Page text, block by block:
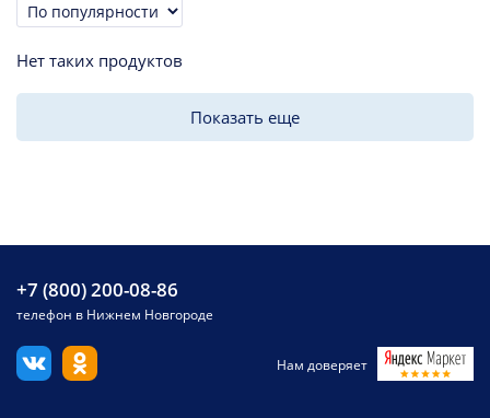
Сортировка
Нет таких продуктов
Показать еще
+7 (800) 200-08-86
телефон в Нижнем Новгороде
Нам доверяет